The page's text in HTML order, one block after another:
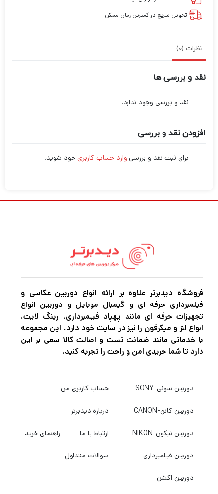
تحویل سریع در کمترین زمان ممکن
نظرات (0)
نقد و بررسی ها
نقد و بررسی وجود ندارد.
افزودن نقد و بررسی
برای ثبت نقد و بررسی وارد حساب کاربری خود شوید.
فروشگاه دیدبرتر علاوه بر ارائه انواع دوربین عکاسی و
فیلمبرداری حرفه ای و گیمبال موبایل و دوربین انواع
تجهیزات حرفه ای مانند پهپاد فیلمبرداری، رینگ لایت،
انواع لنز و میکرفون را نیز در سایت خود دارد. این مجموعه
با خدماتی مانند ضمانت تست و اصالت کالا سعی بر این
دارد تا شما خریدی امن و راحت را تجربه کنید.
دوربین سونی-SONY
دوربین کانن-CANON
دوربین نیکون-NIKON
دوربین فیلمبرداری
دوربین اکشن
حساب کاربری من
درباره دیدبرتر
ارتباط با ما راهنمای خرید
سوالات متداول